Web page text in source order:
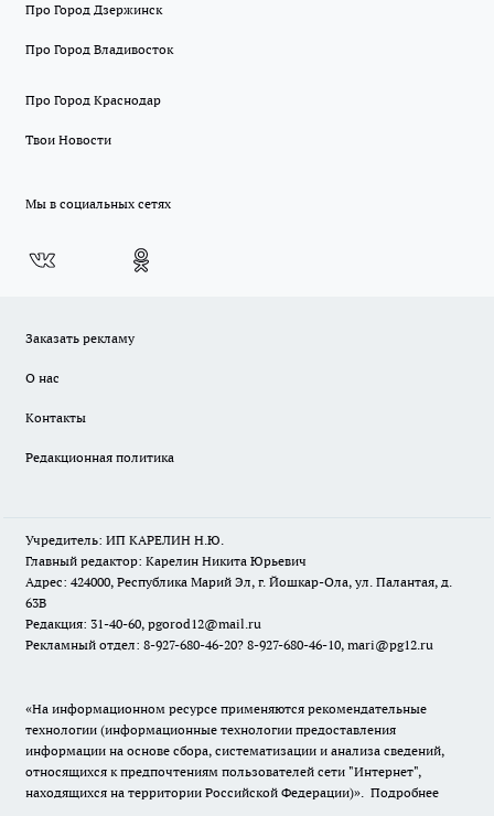
Про Город Дзержинск
Про Город Владивосток
Про Город Краснодар
Твои Новости
Мы в социальных сетях
Заказать рекламу
О нас
Контакты
Редакционная политика
Учредитель: ИП КАРЕЛИН Н.Ю.
Главный редактор: Карелин Никита Юрьевич
Адрес: 424000, Республика Марий Эл, г. Йошкар-Ола, ул. Палантая, д.
63В
Редакция: 31-40-60, pgorod12@mail.ru
Рекламный отдел: 8-927-680-46-20? 8-927-680-46-10, mari@pg12.ru
«На информационном ресурсе применяются рекомендательные
технологии (информационные технологии предоставления
информации на основе сбора, систематизации и анализа сведений,
относящихся к предпочтениям пользователей сети "Интернет",
находящихся на территории Российской Федерации)». Подробнее